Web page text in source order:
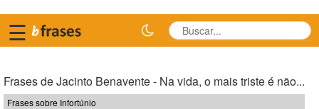
☰
Frases de Jacinto Benavente - Na vida, o mais triste é não...
Frases sobre Infortúnio